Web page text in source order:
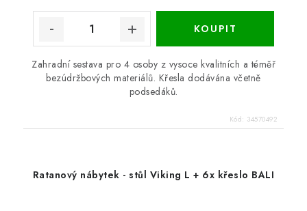
Zahradní sestava pro 4 osoby z vysoce kvalitních a téměř
bezúdržbových materiálů. Křesla dodávána včetně
podsedáků.
Kód: 34570492
Ratanový nábytek - stůl Viking L + 6x křeslo BALI